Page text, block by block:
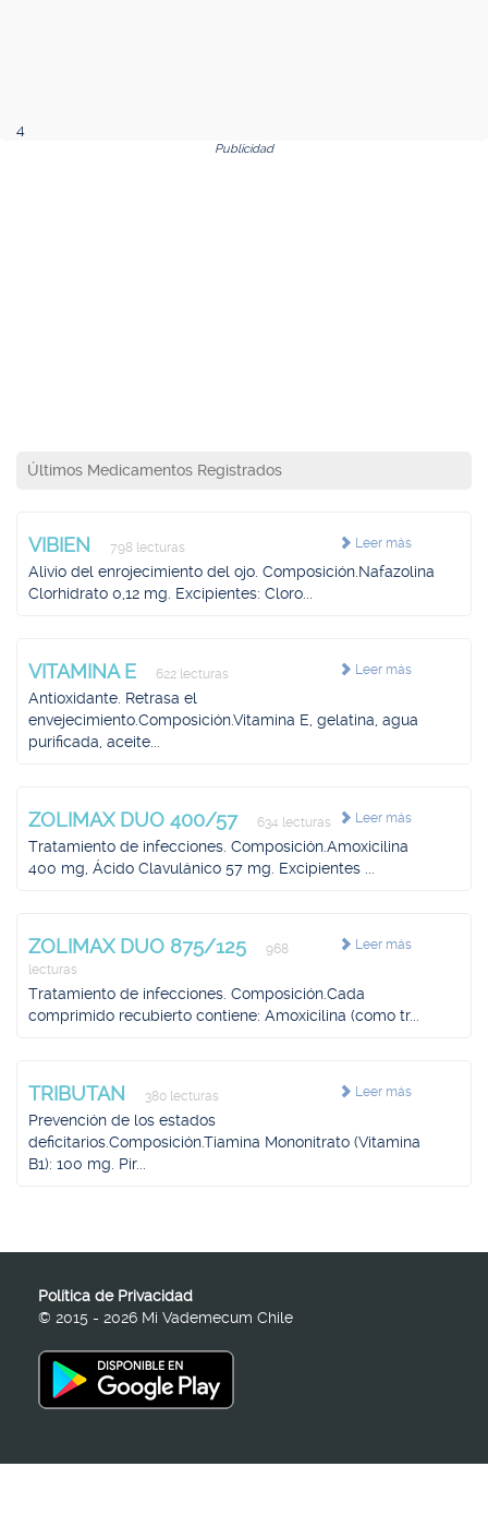
4
Publicidad
Últimos Medicamentos Registrados
Leer más
VIBIEN 798 lecturas
Alivio del enrojecimiento del ojo. Composición.Nafazolina
Clorhidrato 0,12 mg. Excipientes: Cloro...
Leer más
VITAMINA E 622 lecturas
Antioxidante. Retrasa el
envejecimiento.Composición.Vitamina E, gelatina, agua
purificada, aceite...
Leer más
ZOLIMAX DUO 400/57 634 lecturas
Tratamiento de infecciones. Composición.Amoxicilina
400 mg, Ácido Clavulánico 57 mg. Excipientes ...
Leer más
ZOLIMAX DUO 875/125
968
lecturas
Tratamiento de infecciones. Composición.Cada
comprimido recubierto contiene: Amoxicilina (como tr...
Leer más
TRIBUTAN 380 lecturas
Prevención de los estados
deficitarios.Composición.Tiamina Mononitrato (Vitamina
B1): 100 mg. Pir...
Política de Privacidad
© 2015 - 2026 Mi Vademecum Chile